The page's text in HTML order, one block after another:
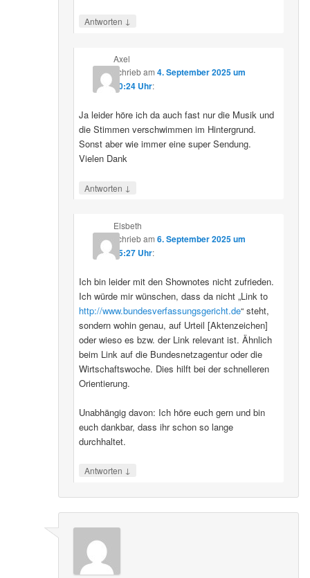
Antworten ↓
Axel
schriebam 4. September 2025 um
10:24 Uhr:
Ja leider höre ich da auch fast nur die Musik und
die Stimmen verschwimmen im Hintergrund.
Sonst aber wie immer eine super Sendung.
Vielen Dank
Antworten ↓
Elsbeth
schriebam 6. September 2025 um
15:27 Uhr:
Ich bin leider mit den Shownotes nicht zufrieden.
Ich würde mir wünschen, dass da nicht „Link to
http://www.bundesverfassungsgericht.de“ steht,
sondern wohin genau, auf Urteil [Aktenzeichen]
oder wieso es bzw. der Link relevant ist. Ähnlich
beim Link auf die Bundesnetzagentur oder die
Wirtschaftswoche. Dies hilft bei der schnelleren
Orientierung.
Unabhängig davon: Ich höre euch gern und bin
euch dankbar, dass ihr schon so lange
durchhaltet.
Antworten ↓